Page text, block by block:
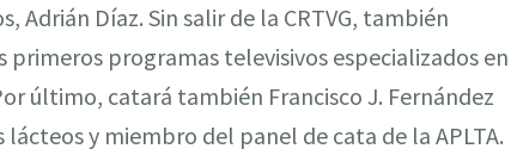
Adrián Díaz. Sin salir de la CRTVG, también
programas televisivos especializados en
último, catará también Francisco J. Fernández
y miembro del panel de cata de la APLTA.